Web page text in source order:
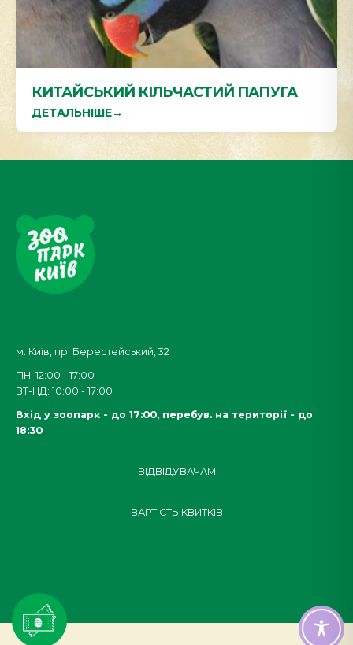
КИТАЙСЬКИЙ КІЛЬЧАСТИЙ ПАПУГА
ДЕТАЛЬНІШЕ→
м. Київ, пр. Берестейський, 32
ПН: 12:00 - 17:00
ВТ-НД: 10:00 - 17:00
Вхід у зоопарк - до 17:00, перебув. на території - до
18:30
ВІДВІДУВАЧАМ
ВАРТІСТЬ КВИТКІВ